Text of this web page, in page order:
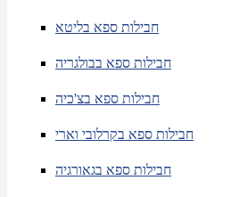
חבילות ספא בליטא
חבילות ספא בבולגריה
חבילות ספא בצ'כיה
חבילות ספא בקרלובי וארי
חבילות ספא בגאורגיה